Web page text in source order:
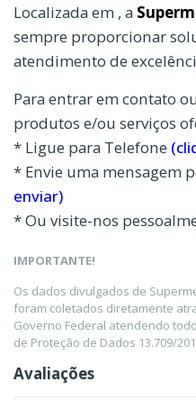
Localizada em , a
sempre proporcionar
atendimento de
Para entrar em contato
produtos e/ou serviços
* Ligue para Telefone
* Envie uma mensagem
enviar)
* Ou visite-nos
IMPORTANTE!
Os dados divulgados de
foram coletados diretamente
Governo Federal atendendo
de Proteção de Dados 13.709/
Avaliações